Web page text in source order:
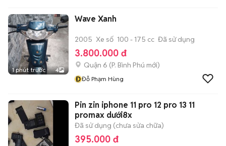
1 phút trước 4
Wave Xanh
2005 Xe số 100 - 175 cc Đã sử dụng
3.800.000 đ
Quận 6 (P. Bình Phú mới)
ĐĐỗ Phạm Hùng
Pin zin iphone 11 pro 12 pro 13 11
promax dưới8x
Đã sử dụng (chưa sửa chữa)
395.000 đ